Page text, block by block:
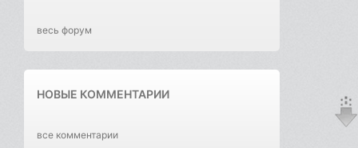
весь форум
НОВЫЕ КОММЕНТАРИИ
все комментарии